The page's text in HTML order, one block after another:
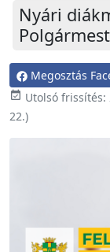
Nyári
Megosztás
 Utolsó frissítés:
22.)